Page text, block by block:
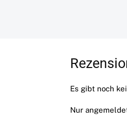
Es gibt noch
Nur